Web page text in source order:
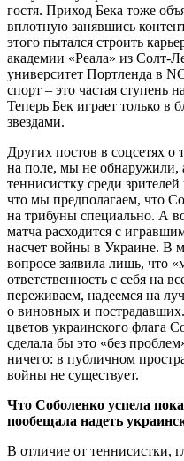
гостя. Приход Бека тоже
вплотную занявшись
этого пытался строить
академии «Реала» из Солт-
университет Портленда в
спорт – это частая ступень
Теперь Бек играет только в
звездами.
Других постов в соцсетях о
на поле, мы не обнаружили,
теннисистку среди
что мы предполагаем, что
на трибуны специально. А
матча расходится с
насчет войны в Украине. В
вопросе заявила лишь, что
ответственность с себя на
переживаем, надеемся на
о виновных и
цветов украинского флага
сделала бы это «без
ничего: в публичном
войны не существует.
Что Соболенко успела
пообещала надеть
В отличие от теннисистки,